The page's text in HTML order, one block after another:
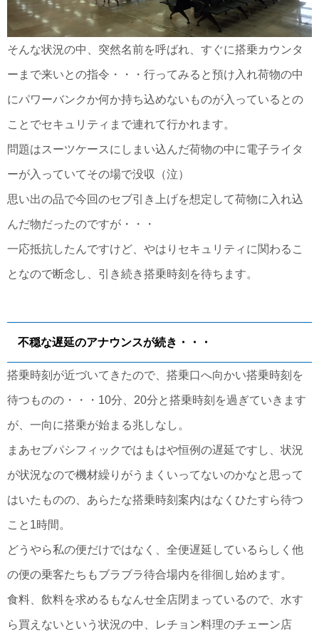
そんな状況の中、突然名前を呼ばれ、すぐに搭乗カウンタ
ーまで来いとの指令・・・行ってみると預け入れ荷物の中
にパワーバンクか何か持ち込めないものが入っているとの
ことでセキュリティまで連れて行かれます。
問題はスーツケースにしまい込んだ荷物の中に電子ライタ
ーが入っていてその場で没収（泣）
思い出の品で今回のセブ引き上げを想定して荷物に入れ込
んだ物だったのですが・・・
一応抵抗したんですけど、やはりセキュリティに関わるこ
となので断念し、引き続き搭乗時刻を待ちます。
不穏な遅延のアナウンスが続き・・・
搭乗時刻が近づいてきたので、搭乗口へ向かい搭乗時刻を
待つものの・・・10分、20分と搭乗時刻を過ぎていきます
が、一向に搭乗が始まる兆しなし。
まあセブパシフィックではもはや恒例の遅延ですし、状況
が状況なので機材繰りがうまくいってないのかなと思って
はいたものの、あらたな搭乗時刻案内はなくひたすら待つ
こと1時間。
どうやら私の便だけではなく、全便遅延しているらしく他
の便の乗客たちもブラブラ待合場内を徘徊し始めます。
食料、飲料を求めるもなんせ全店閉まっているので、水す
ら買えないという状況の中、レチョン料理のチェーン店